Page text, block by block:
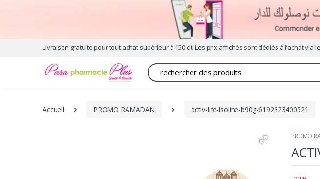
Livraison gratuite pour tout achat supérieur à 150 dt. Les prix affichés sont dédiés à l’achat via
Recherche
Accueil PROMO RAMADAN activ-life-isoline-b90g-6192323400521
PROMO